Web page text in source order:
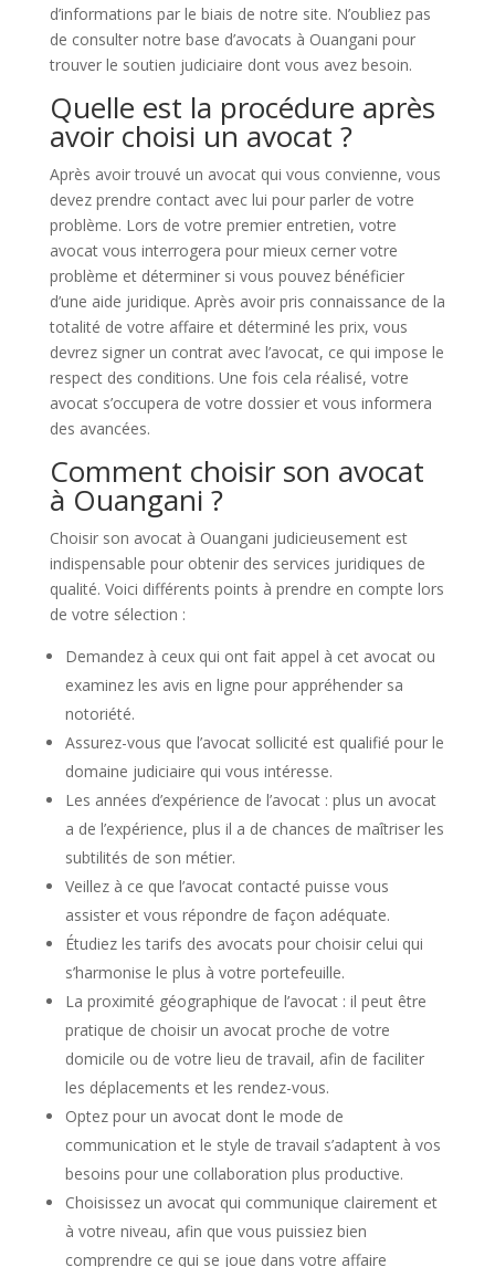
d’informations par le biais de notre site. N’oubliez pas
de consulter notre base d’avocats à Ouangani pour
trouver le soutien judiciaire dont vous avez besoin.
Quelle est la procédure après
avoir choisi un avocat ?
Après avoir trouvé un avocat qui vous convienne, vous
devez prendre contact avec lui pour parler de votre
problème. Lors de votre premier entretien, votre
avocat vous interrogera pour mieux cerner votre
problème et déterminer si vous pouvez bénéficier
d’une aide juridique. Après avoir pris connaissance de la
totalité de votre affaire et déterminé les prix, vous
devrez signer un contrat avec l’avocat, ce qui impose le
respect des conditions. Une fois cela réalisé, votre
avocat s’occupera de votre dossier et vous informera
des avancées.
Comment choisir son avocat
à Ouangani ?
Choisir son avocat à Ouangani judicieusement est
indispensable pour obtenir des services juridiques de
qualité. Voici différents points à prendre en compte lors
de votre sélection :
Demandez à ceux qui ont fait appel à cet avocat ou
examinez les avis en ligne pour appréhender sa
notoriété.
Assurez-vous que l’avocat sollicité est qualifié pour le
domaine judiciaire qui vous intéresse.
Les années d’expérience de l’avocat : plus un avocat
a de l’expérience, plus il a de chances de maîtriser les
subtilités de son métier.
Veillez à ce que l’avocat contacté puisse vous
assister et vous répondre de façon adéquate.
Étudiez les tarifs des avocats pour choisir celui qui
s’harmonise le plus à votre portefeuille.
La proximité géographique de l’avocat : il peut être
pratique de choisir un avocat proche de votre
domicile ou de votre lieu de travail, afin de faciliter
les déplacements et les rendez-vous.
Optez pour un avocat dont le mode de
communication et le style de travail s’adaptent à vos
besoins pour une collaboration plus productive.
Choisissez un avocat qui communique clairement et
à votre niveau, afin que vous puissiez bien
comprendre ce qui se joue dans votre affaire